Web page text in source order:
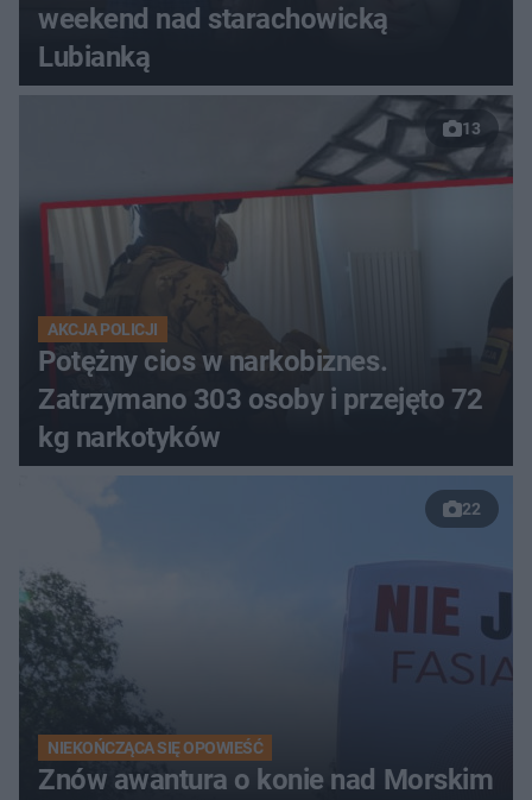
weekend nad starachowicką
Lubianką
13
AKCJA POLICJI
Potężny cios w narkobiznes.
Zatrzymano 303 osoby i przejęto 72
kg narkotyków
22
NIEKOŃCZĄCA SIĘ OPOWIEŚĆ
Znów awantura o konie nad Morskim